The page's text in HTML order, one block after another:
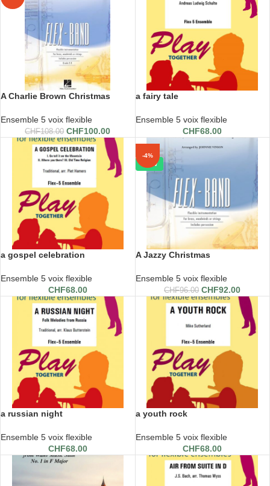
A Charlie Brown Christmas
Ensemble 5 voix flexible
CHF108.00 CHF100.00
a fairy tale
Ensemble 5 voix flexible
CHF68.00
a gospel celebration
Ensemble 5 voix flexible
CHF68.00
NEW
-4%
A Jazzy Christmas
Ensemble 5 voix flexible
CHF96.00 CHF92.00
a russian night
Ensemble 5 voix flexible
CHF68.00
a youth rock
Ensemble 5 voix flexible
CHF68.00